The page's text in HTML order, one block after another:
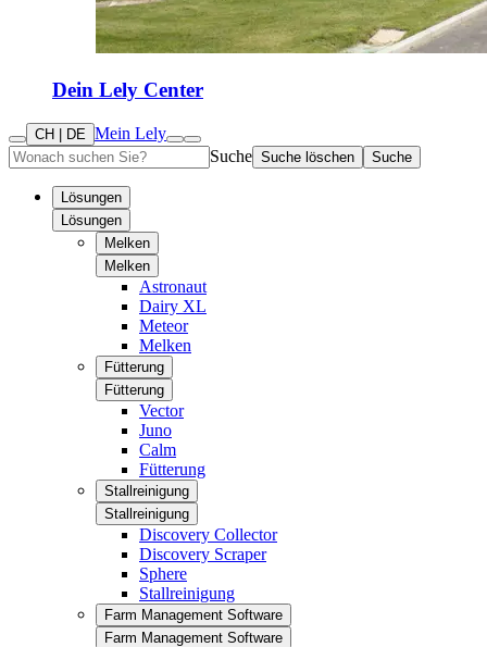
Dein Lely Center
CH | DE Mein Lely
Suche Suche löschen Suche
Lösungen
Lösungen
Melken
Melken
Astronaut
Dairy XL
Meteor
Melken
Fütterung
Fütterung
Vector
Juno
Calm
Fütterung
Stallreinigung
Stallreinigung
Discovery Collector
Discovery Scraper
Sphere
Stallreinigung
Farm Management Software
Farm Management Software